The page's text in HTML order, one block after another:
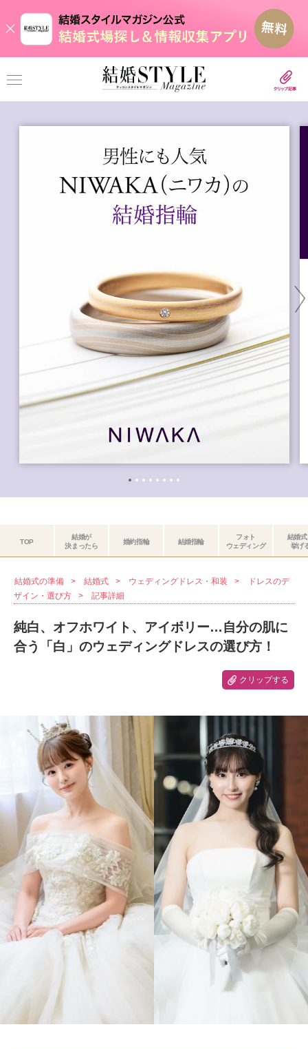
TOP
結婚が
決まったら
婚約指輪 結婚指輪
フォト
ウェディング
結婚
挙げ
結婚式の準備 結婚式 ウェディングドレス・和装
ドレスのデ
ザイン・選び方
記事詳細
純白、オフホワイト、アイボリー…自分の肌に
合う「白」のウェディングドレスの選び方！
クリップする